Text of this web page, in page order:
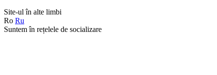
Site-ul în alte limbi
Ro Ru
Suntem în rețelele de socializare